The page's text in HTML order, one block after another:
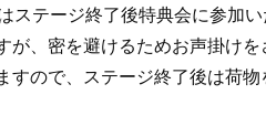
テージ終了後特典会に参加い
、密を避けるためお声掛けを
ので、ステージ終了後は荷物